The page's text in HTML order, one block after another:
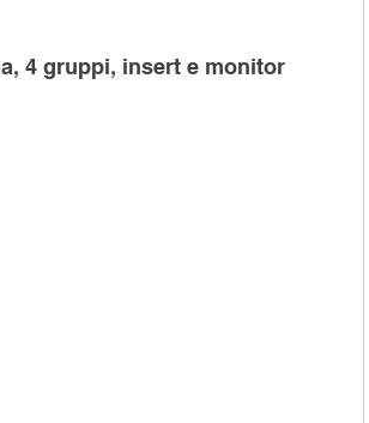
4 gruppi, insert e monitor